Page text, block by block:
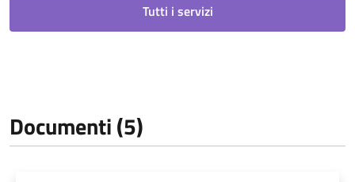
Tutti i servizi
Documenti (5)